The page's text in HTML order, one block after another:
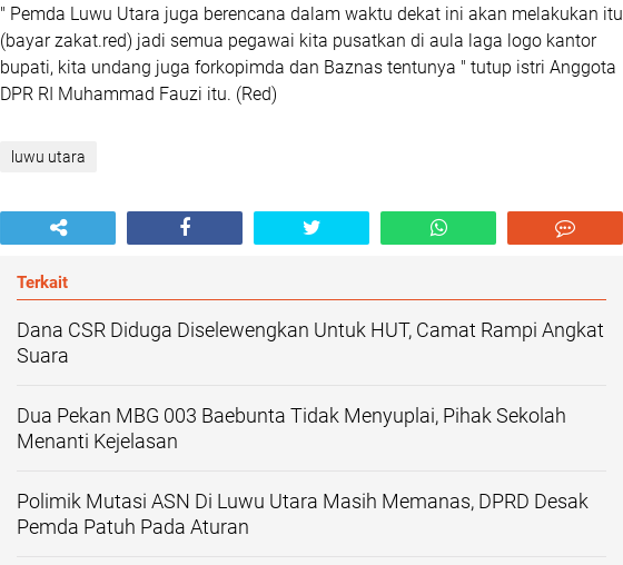
" Pemda Luwu Utara juga berencana dalam waktu dekat ini akan melakukan itu
(bayar zakat.red) jadi semua pegawai kita pusatkan di aula laga logo kantor
bupati, kita undang juga forkopimda dan Baznas tentunya " tutup istri Anggota
DPR RI Muhammad Fauzi itu. (Red)
luwu utara
Terkait
Dana CSR Diduga Diselewengkan Untuk HUT, Camat Rampi Angkat
Suara
Dua Pekan MBG 003 Baebunta Tidak Menyuplai, Pihak Sekolah
Menanti Kejelasan
Polimik Mutasi ASN Di Luwu Utara Masih Memanas, DPRD Desak
Pemda Patuh Pada Aturan